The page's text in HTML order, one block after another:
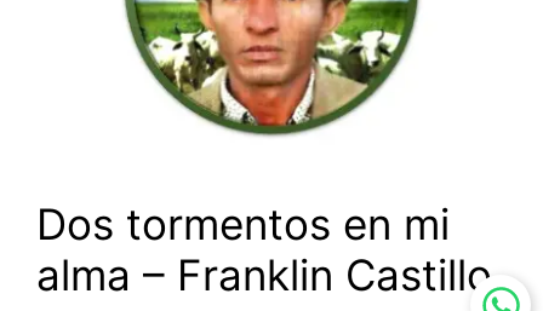
Dos tormentos en mi
alma – Franklin Castillo